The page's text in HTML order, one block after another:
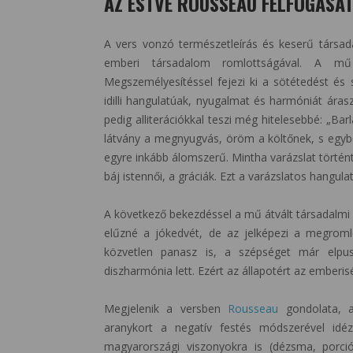
A vers vonzó természetleírás és keserű
emberi társadalom romlottságával. A
Megszemélyesítéssel fejezi ki a sötétedést és
idilli hangulatúak, nyugalmat és harmóniát
pedig alliterációkkal teszi még hitelesebbé:
látvány a megnyugvás, öröm a költőnek, s
egyre inkább álomszerű. Mintha varázslat
báj istennői, a gráciák. Ezt a varázslatos
A következő bekezdéssel a mű átvált
elűzné a jókedvét, de az jelképezi a
közvetlen panasz is, a szépséget már
diszharmónia lett. Ezért az állapotért az
Megjelenik a versben Rousseau gondolata,
aranykort a negatív festés módszerével
magyarországi viszonyokra is (dézsma,